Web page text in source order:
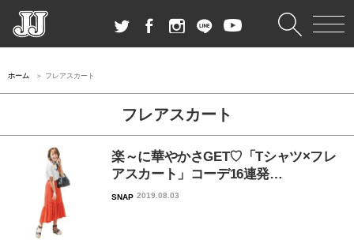
ホーム フレアスカート
フレアスカート
楽～に華やかさGET♡「Tシャツ×フレ
アスカート」コーデ16連発…
SNAP 2019.08.03